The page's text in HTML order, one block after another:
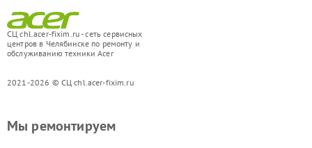
СЦ chl.acer-fixim.ru - сеть сервисных
центров в Челябинске по ремонту и
обслуживанию техники Acer
2021-2026 © СЦ chl.acer-fixim.ru
Мы ремонтируем